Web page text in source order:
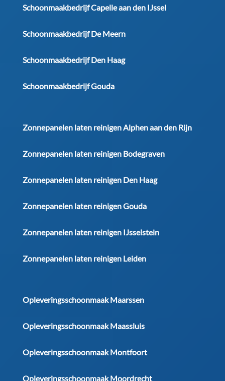
Schoonmaakbedrijf Capelle aan den IJssel
Schoonmaakbedrijf De Meern
Schoonmaakbedrijf Den Haag
Schoonmaakbedrijf Gouda
Zonnepanelen laten reinigen Alphen aan den Rijn
Zonnepanelen laten reinigen Bodegraven
Zonnepanelen laten reinigen Den Haag
Zonnepanelen laten reinigen Gouda
Zonnepanelen laten reinigen IJsselstein
Zonnepanelen laten reinigen Leiden
Opleveringsschoonmaak Maarssen
Opleveringsschoonmaak Maassluis
Opleveringsschoonmaak Montfoort
Opleveringsschoonmaak Moordrecht